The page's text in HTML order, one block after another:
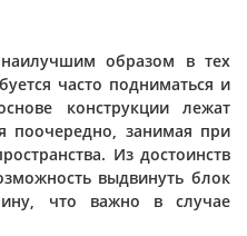
образом в тех
часто подниматься и
конструкции лежат
поочередно, занимая при
Из достоинств
выдвинуть блок
что важно в случае